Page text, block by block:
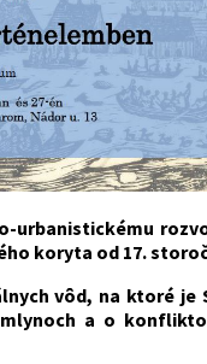
urbanistickému
koryta od 17.
vôd, na ktoré je
a o